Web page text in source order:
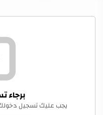
برجاء
يجب عليك تسجيل